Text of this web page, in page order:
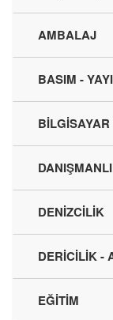
AMBALAJ
BASIM -
DENİZCİLİK
DERİCİLİK -
EĞİTİM